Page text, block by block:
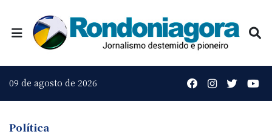
09 de agosto de 2026
Política